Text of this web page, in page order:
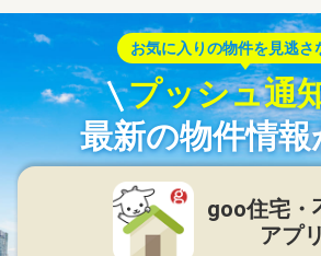
お気に入りの物件を見逃さ
プッシュ通
最新の物件情報
goo住宅・
アプリ